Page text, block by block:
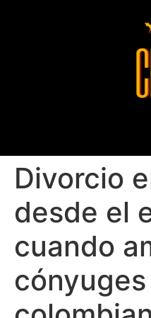
Divorcio
desde el
cuando